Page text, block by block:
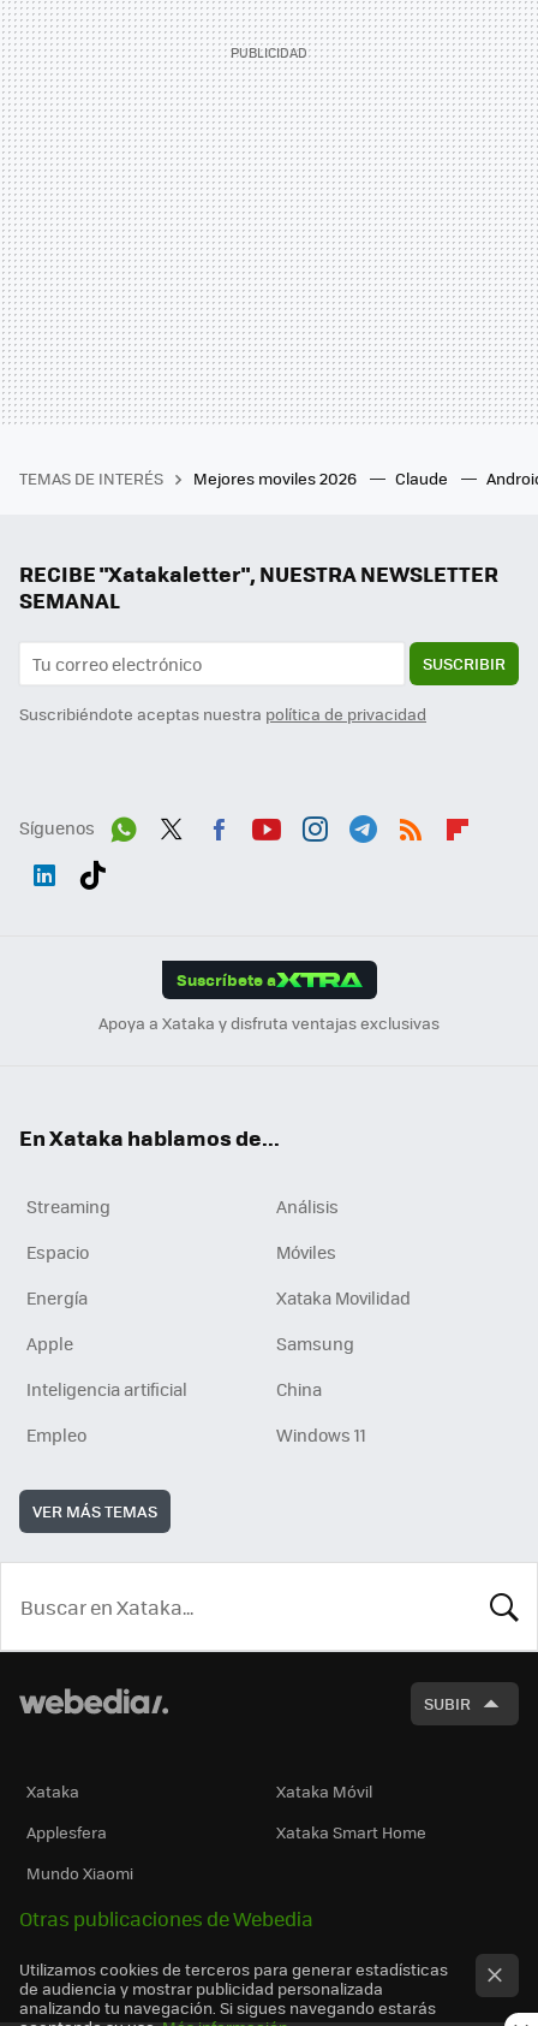
TEMAS DE INTERÉS Mejores moviles 2026 Claude
RECIBE "Xatakaletter", NUESTRA NEWSLETTER
SEMANAL
SUSCRIBIR
Suscribiéndote aceptas nuestra política de privacidad
Síguenos
Suscríbete a
Apoya a Xataka y disfruta ventajas exclusivas
En Xataka hablamos de...
Streaming
Análisis
Espacio
Móviles
Energía
Xataka Movilidad
Apple
Samsung
Inteligencia artificial
China
Empleo
Windows 11
VER MÁS TEMAS
SUBIR
Xataka
Xataka Móvil
Applesfera
Xataka Smart Home
Mundo Xiaomi
Otras publicaciones de Webedia
Utilizamos cookies de terceros para generar estadísticas
de audiencia y mostrar publicidad personalizada
analizando tu navegación. Si sigues navegando estarás